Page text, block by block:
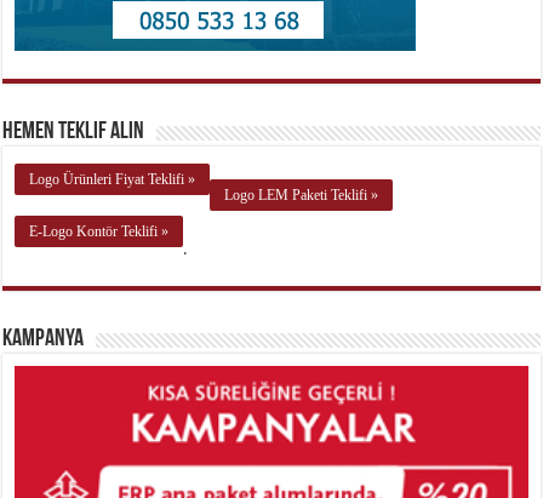
Hemen Teklif Alın
Logo Ürünleri Fiyat Teklifi »
Logo LEM Paketi Teklifi »
E-Logo Kontör Teklifi »
.
Kampanya